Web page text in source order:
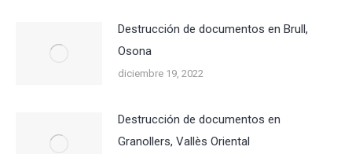
Destrucción de documentos en Brull,
Osona
diciembre 19, 2022
Destrucción de documentos en
Granollers, Vallès Oriental